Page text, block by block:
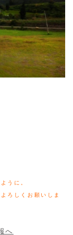
うに。
ろしくお願いしま